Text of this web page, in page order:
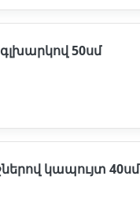
50սմ
կապույտ 40սմ